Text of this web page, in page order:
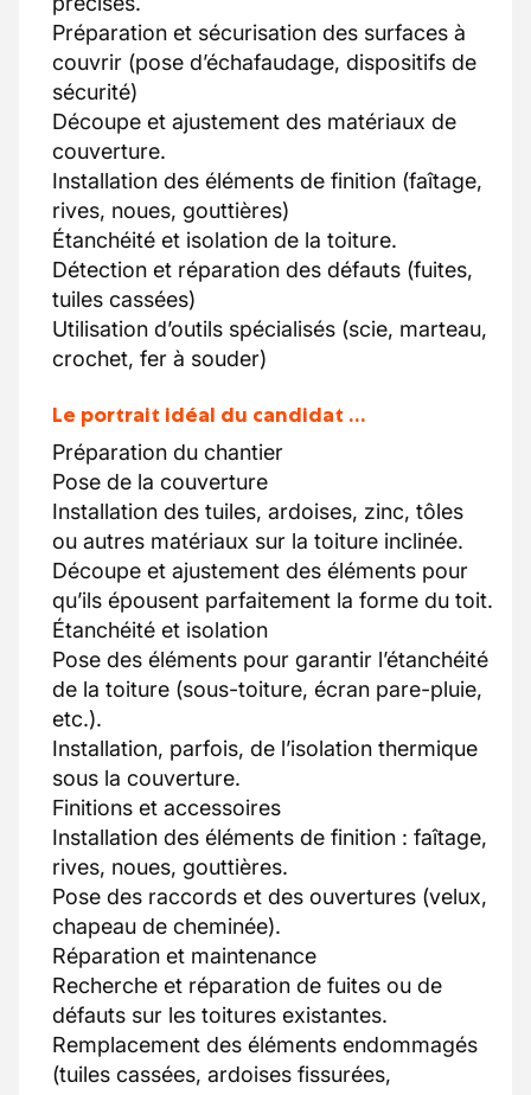
Préparation et sécurisation des surfaces à
couvrir (pose d’échafaudage, dispositifs de
sécurité)
Découpe et ajustement des matériaux de
couverture.
Installation des éléments de finition (faîtage,
rives, noues, gouttières)
Étanchéité et isolation de la toiture.
Détection et réparation des défauts (fuites,
tuiles cassées)
Utilisation d’outils spécialisés (scie, marteau,
crochet, fer à souder)
Le portrait idéal du candidat …
Préparation du chantier
Pose de la couverture
Installation des tuiles, ardoises, zinc, tôles
ou autres matériaux sur la toiture inclinée.
Découpe et ajustement des éléments pour
qu’ils épousent parfaitement la forme du toit.
Étanchéité et isolation
Pose des éléments pour garantir l’étanchéité
de la toiture (sous-toiture, écran pare-pluie,
etc.).
Installation, parfois, de l’isolation thermique
sous la couverture.
Finitions et accessoires
Installation des éléments de finition : faîtage,
rives, noues, gouttières.
Pose des raccords et des ouvertures (velux,
chapeau de cheminée).
Réparation et maintenance
Recherche et réparation de fuites ou de
défauts sur les toitures existantes.
Remplacement des éléments endommagés
(tuiles cassées, ardoises fissurées,